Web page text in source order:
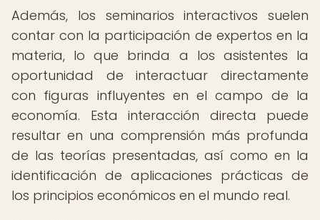
Además, los seminarios interactivos suelen
contar con la participación de expertos en la
materia, lo que brinda a los asistentes la
oportunidad de interactuar directamente
con figuras influyentes en el campo de la
economía. Esta interacción directa puede
resultar en una comprensión más profunda
de las teorías presentadas, así como en la
identificación de aplicaciones prácticas de
los principios económicos en el mundo real.